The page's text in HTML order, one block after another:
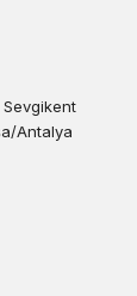
Sevgikent
Antalya